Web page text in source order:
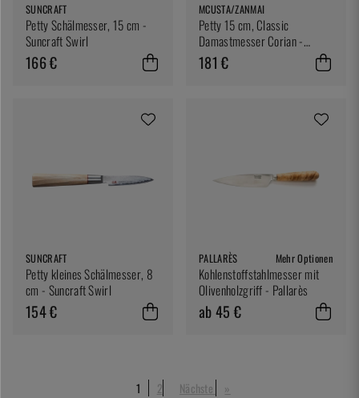
SUNCRAFT
Petty Schälmesser, 15 cm -
Suncraft Swirl
166 €
MCUSTA/ZANMAI
Petty 15 cm, Classic
Damastmesser Corian -
Mcusta/Zanmai
181 €
SUNCRAFT
Petty kleines Schälmesser, 8
cm - Suncraft Swirl
154 €
PALLARÈS Mehr Optionen
Kohlenstoffstahlmesser mit
Olivenholzgriff - Pallarès
ab 45 €
1 2 Nächste »